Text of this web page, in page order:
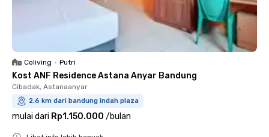
Coliving • Putri
Kost ANF Residence Astana Anyar Bandung
Cibadak, Astanaanyar
2.6 km dari bandung indah plaza
mulai dari Rp1.150.000 /bulan